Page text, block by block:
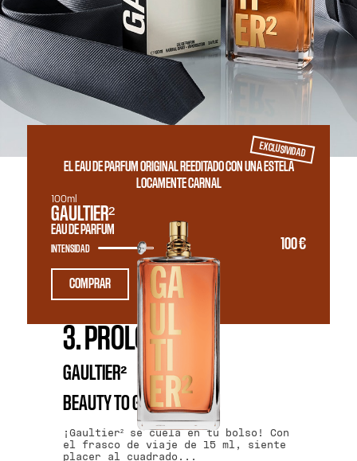
EXCLUSIVIDAD
EL EAU DE PARFUM ORIGINAL REEDITADO CON UNA ESTELA
LOCAMENTE CARNAL
GAULTIER²
EAU DE PARFUM
100 €
INTENSIDAD
100ml
COMPRAR
3. PROLONGA
GAULTIER²
BEAUTY TO GO
¡Gaultier² se cuela en tu bolso! Con
el frasco de viaje de 15 ml, siente
placer al cuadrado...